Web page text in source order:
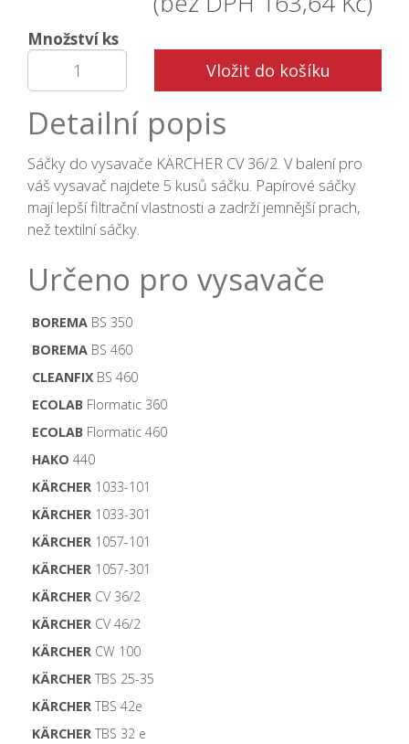
Množství ks
Vložit do košíku
Detailní popis
Sáčky do vysavače KÄRCHER CV 36/2. V balení pro
váš vysavač najdete 5 kusů sáčku. Papírové sáčky
mají lepší filtrační vlastnosti a zadrží jemnější prach,
než textilní sáčky.
Určeno pro vysavače
BOREMA BS 350
BOREMA BS 460
CLEANFIXBS 460
ECOLAB Flormatic 360
ECOLAB Flormatic 460
HAKO 440
KÄRCHER 1033-101
KÄRCHER 1033-301
KÄRCHER 1057-101
KÄRCHER 1057-301
KÄRCHER CV 36/2
KÄRCHER CV 46/2
KÄRCHER CW 100
KÄRCHER TBS 25-35
KÄRCHER TBS 42e
KÄRCHER TBS 32 e